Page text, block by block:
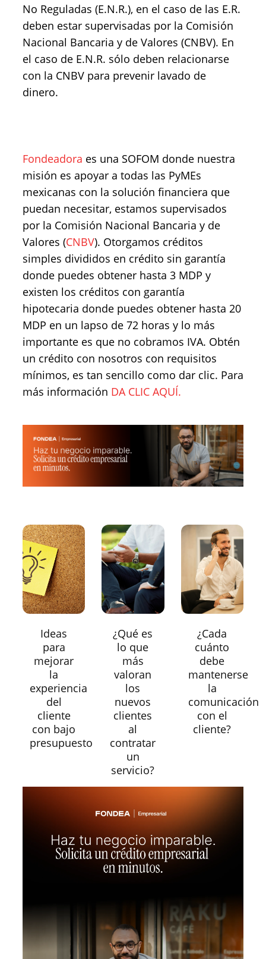
No Reguladas (E.N.R.), en el caso de las E.R.
deben estar supervisadas por la Comisión
Nacional Bancaria y de Valores (CNBV). En
el caso de E.N.R. sólo deben relacionarse
con la CNBV para prevenir lavado de
dinero.
Fondeadora es una SOFOM donde nuestra
misión es apoyar a todas las PyMEs
mexicanas con la solución financiera que
puedan necesitar, estamos supervisados
por la Comisión Nacional Bancaria y de
Valores (CNBV). Otorgamos créditos
simples divididos en crédito sin garantía
donde puedes obtener hasta 3 MDP y
existen los créditos con garantía
hipotecaria donde puedes obtener hasta 20
MDP en un lapso de 72 horas y lo más
importante es que no cobramos IVA. Obtén
un crédito con nosotros con requisitos
mínimos, es tan sencillo como dar clic. Para
más información DA CLIC AQUÍ.
Ideas
para
mejorar
la
experiencia
del
cliente
con bajo
presupuesto
¿Qué es
lo que
más
valoran
los
nuevos
clientes
al
contratar
un
servicio?
¿Cada
cuánto
debe
mantenerse
la
comunicación
con el
cliente?